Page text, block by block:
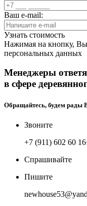
Ваш e-mail:
Узнать стоимость
Нажимая на кнопку, Вы
персональных данных
Менеджеры
в сфере
Обращайтесь, будем рады
Звоните
+7 (911) 602 60 16
Спрашивайте
Пишите